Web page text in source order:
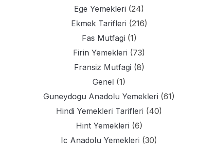
Ege Yemekleri (24)
Ekmek Tarifleri (216)
Fas Mutfagi (1)
Firin Yemekleri (73)
Fransiz Mutfagi (8)
Genel (1)
Guneydogu Anadolu Yemekleri (61)
Hindi Yemekleri Tarifleri (40)
Hint Yemekleri (6)
Ic Anadolu Yemekleri (30)